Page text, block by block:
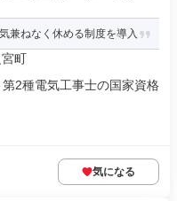
兼ねなく休める制度を導入
町
2種電気工事士の国家資格
気になる